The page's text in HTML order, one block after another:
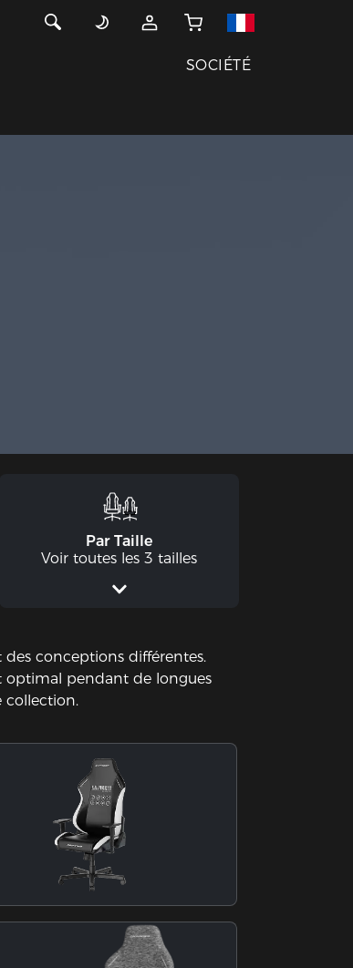
SOCIÉTÉ
Par Taille
Voir toutes les 3 tailles
des conceptions différentes.
optimal pendant de longues
collection.